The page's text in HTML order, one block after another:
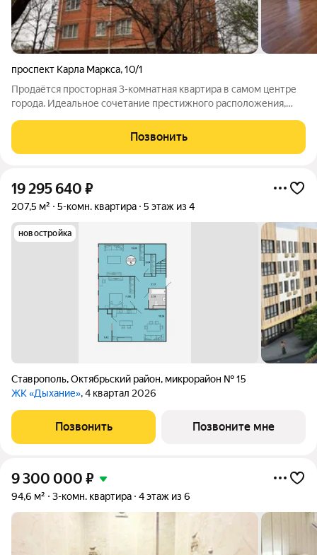
проспект Карла Маркса,10/1
Продаётся просторная 3-комнатная квартира в самом центре
города. Идеальное сочетание престижного расположения,
Площадь и планировка: 137 кв. м. Все комнаты очень
просторные, что позволяет с
Позвонить
19 295 640 ₽
207,5 м² 5-комн. квартира 5 этаж из 4
новостройка
Ставрополь,Октябрьский район, микрорайон № 15
ЖК «Дыхание», 4 квартал 2026
Позвонить Позвоните мне
9 300 000 ₽
94,6 м² 3-комн. квартира 4 этаж из 6